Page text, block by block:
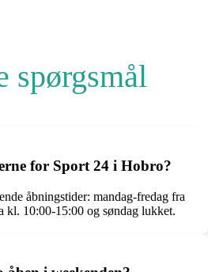
spørgsmål
for Sport 24 i Hobro?
åbningstider: mandag-fredag fra
kl. 10:00-15:00 og søndag lukket.